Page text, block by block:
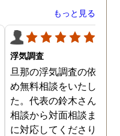
もっと見る
浮気調査
旦那の浮気調査の依頼の
め無料相談をいたしまし
た。代表の鈴木さんが電
相談から対面相談まです
に対応してくださりまし